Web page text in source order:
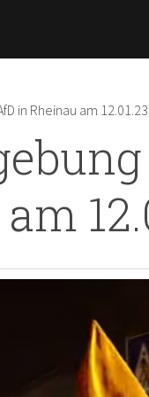
in Rheinau am 12.01.23